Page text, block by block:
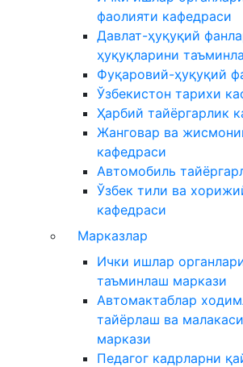
фаолияти кафедраси
Давлат-ҳуқуқий
ҳуқуқларини
Фуқаровий-ҳуқуқий
Ўзбекистон тарихи
Ҳарбий тайёргарлик
Жанговар ва
кафедраси
Автомобиль
Ўзбек тили ва
кафедраси
Марказлар
Ички ишлар
таъминлаш маркази
Автомактаблар
тайёрлаш ва
маркази
Педагог кадрларни